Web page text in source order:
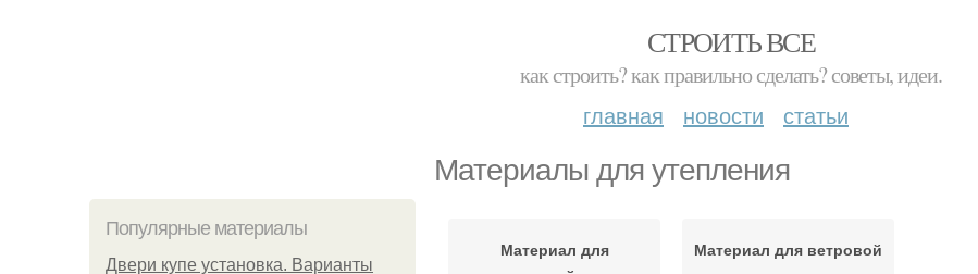
СТРОИТЬ ВСЕ
как строить? как правильно сделать? советы, идеи.
главная новости статьи
Материалы для утепления
Популярные материалы
Двери купе установка. Варианты
Материал для
Материал для ветровой